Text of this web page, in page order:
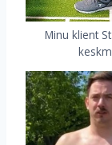
Minu klient